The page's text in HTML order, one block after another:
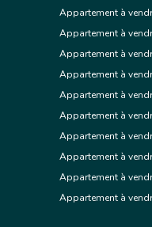
Appartement à
Appartement à
Appartement à
Appartement à
Appartement à
Appartement à
Appartement à
Appartement à
Appartement à
Appartement à